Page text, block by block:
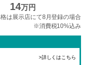
14万円
は展示店にて8月登録の場合
※消費税10%込み
>詳しくはこちら